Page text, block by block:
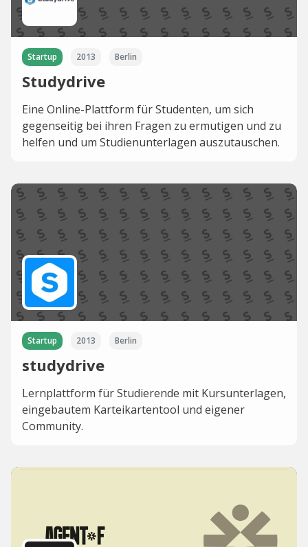
Startup 2013 Berlin
Studydrive
Eine Online-Plattform für Studenten, um sich
gegenseitig bei ihren Fragen zu ermutigen und zu
helfen und um Studienunterlagen auszutauschen.
Startup 2013 Berlin
studydrive
Lernplattform für Studierende mit Kursunterlagen,
eingebautem Karteikartentool und eigener
Community.